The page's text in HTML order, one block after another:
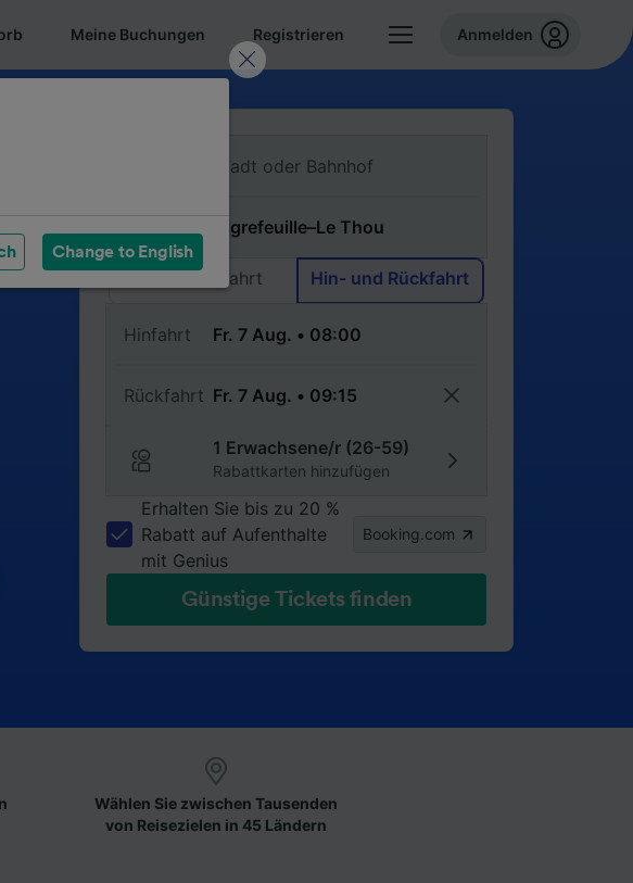
Meine Buchungen Registrieren Anmelden
Einfache Fahrt Hin- und Rückfahrt
Hinfahrt
Rückfahrt
1 Erwachsene/r (26-59)
Rabattkarten hinzufügen
Erhalten Sie bis zu 20 %
Rabatt auf Aufenthalte
mit Genius
Booking.com
Günstige Tickets finden
Wählen Sie zwischen Tausenden
von Reisezielen in 45 Ländern
Change to English